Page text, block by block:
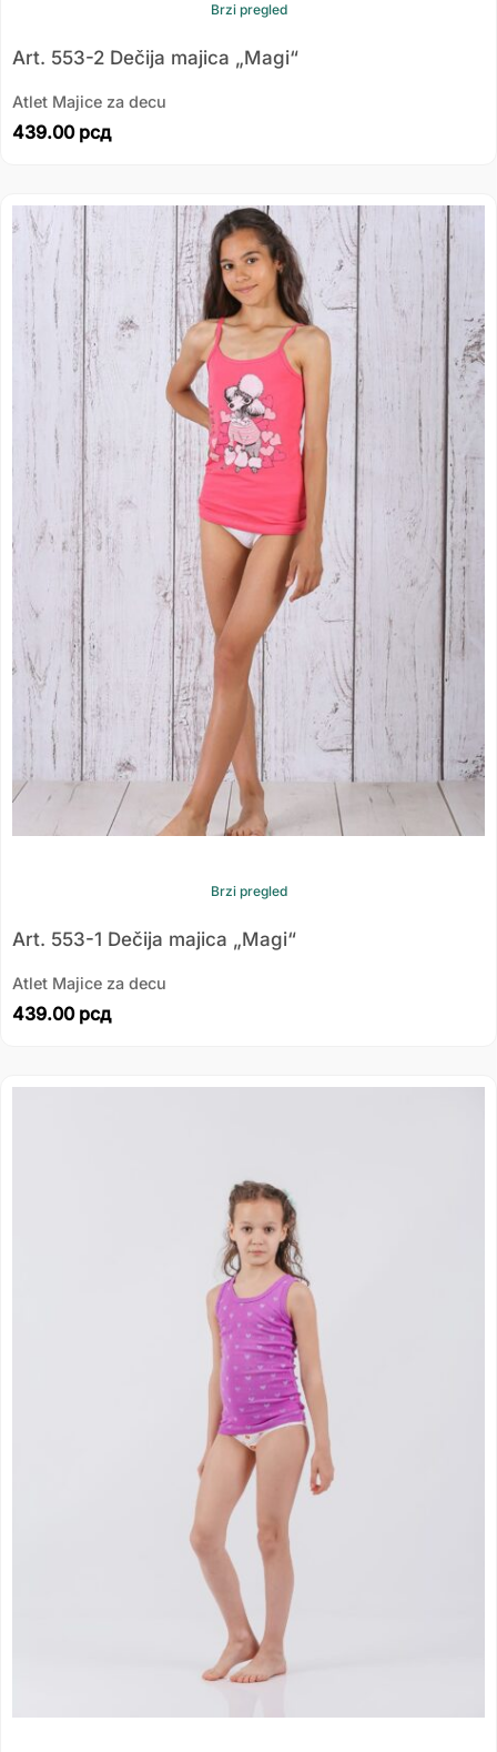
Brzi pregled
Art. 553-2 Dečija majica „Magi“
Atlet Majice za decu
439.00 рсд
Brzi pregled
Art. 553-1 Dečija majica „Magi“
Atlet Majice za decu
439.00 рсд
Распон
до
378.00 рсд